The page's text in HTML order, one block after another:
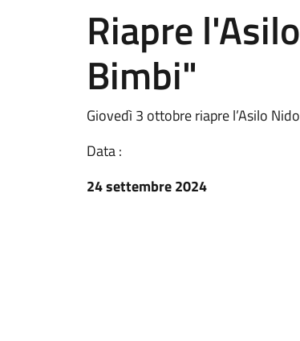
Riapre
Bimbi"
Giovedì 3 ottobre riapre l’Asilo
Data :
24 settembre 2024